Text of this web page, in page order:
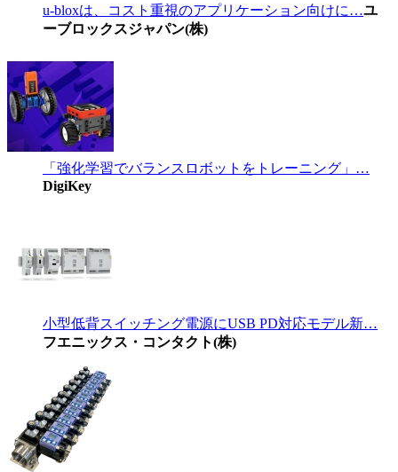
u-bloxは、コスト重視のアプリケーション向けに…ユ
ーブロックスジャパン(株)
「強化学習でバランスロボットをトレーニング」…
DigiKey
小型低背スイッチング電源にUSB PD対応モデル新…
フエニックス・コンタクト(株)